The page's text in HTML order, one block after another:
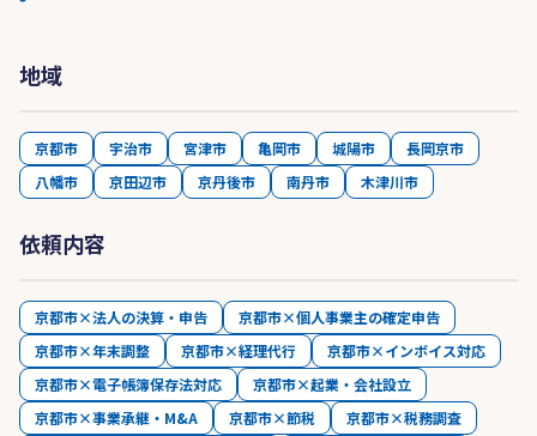
地域
京都市 宇治市 宮津市 亀岡市 城陽市
長岡京市
八幡市
京田辺市 京丹後市 南丹市 木津川市
依頼内容
京都市×法人の決算・申告
京都市×個人事業主の確定申告
京都市×年末調整
京都市×経理代行
京都市×インボイス対応
京都市×電子帳簿保存法対応
京都市×起業・会社設立
京都市×事業承継・M&A
京都市×節税
京都市×税務調査